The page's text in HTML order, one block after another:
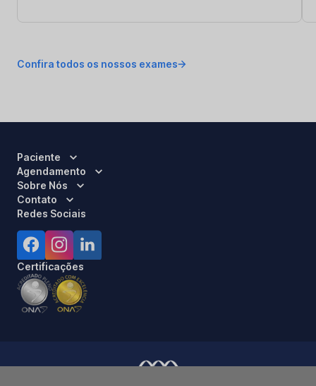
Confira todos os nossos exames
Paciente
Agendamento
Sobre Nós
Contato
Redes Sociais
Certificações